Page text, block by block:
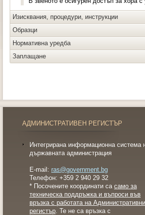
Изисквания, процедури, инструкции
Образци
Нормативна уредба
Заплащане
АДМИНИСТРАТИВЕН РЕГИСТЪР
Интегрирана информационна система
държавната администрация
E-mail: ras@government.bg
Телефон: +359 2 940 29 32
* Посочените координати са само за
техническа поддръжка и въпроси във
връзка с работата на
регистър. Те не са връзка с